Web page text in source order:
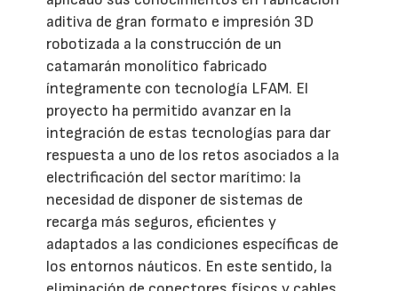
aditiva de gran formato e impresión 3D
robotizada a la construcción de un
catamarán monolítico fabricado
íntegramente con tecnología LFAM. El
proyecto ha permitido avanzar en la
integración de estas tecnologías para dar
respuesta a uno de los retos asociados a la
electrificación del sector marítimo: la
necesidad de disponer de sistemas de
recarga más seguros, eficientes y
adaptados a las condiciones específicas de
los entornos náuticos. En este sentido, la